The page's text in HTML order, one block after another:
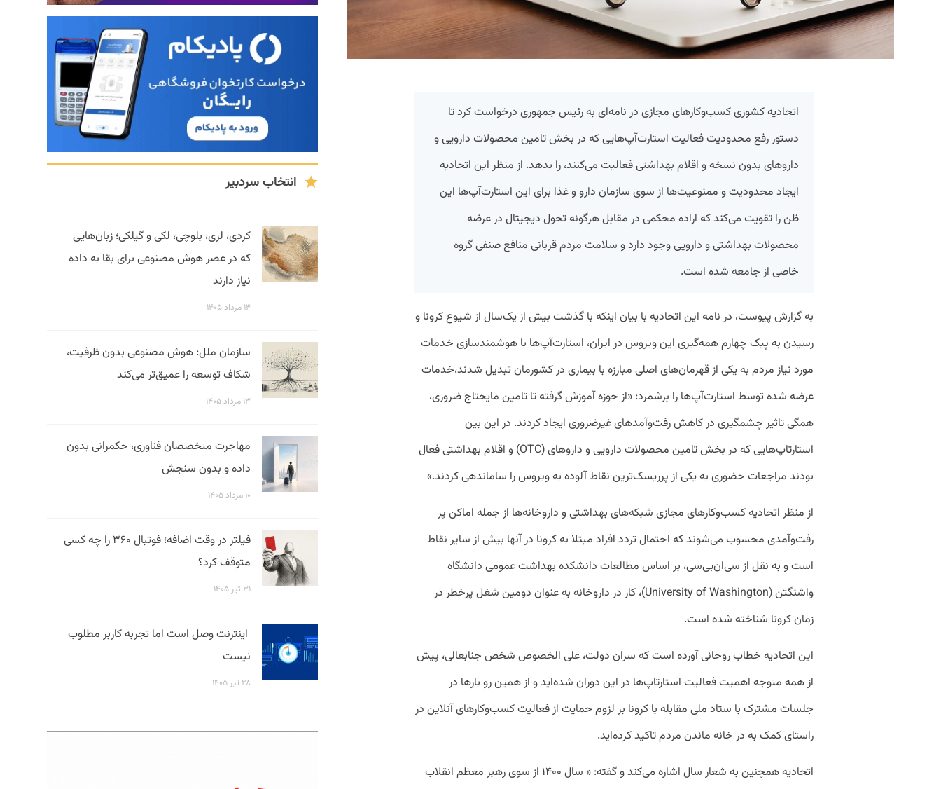
اتحادیه کشوری کسب‌وکارهای مجازی در نامه‌ای به رئیس جمهوری درخواست کرد تا
دستور رفع محدودیت‌ فعالیت استارت‌آپ‌هایی که در بخش تامین محصولات دارویی و
داروهای بدون نسخه و اقلام بهداشتی فعالیت می‌کنند، را بدهد. از منظر این اتحادیه
ایجاد محدودیت و ممنوعیت‌ها از سوی سازمان دارو و غذا برای این استارت‌آپ‌ها این
ظن را تقویت می‌کند که اراده‌ محکمی در مقابل هرگونه تحول دیجیتال در عرضه
محصولات بهداشتی و دارویی وجود دارد و سلامت مردم قربانی منافع صنفی گروه
خاصی از جامعه شده است.
به گزارش پیوست، در نامه این اتحادیه با بیان اینکه با گذشت بیش از یک‌سال از شیوع کرونا و
رسیدن به پیک چهارم همه‌گیری این ویروس در ایران، استارت‌آپ‌ها با هوشمندسازی خدمات
مورد نیاز مردم به یکی از قهرمان‌های اصلی مبارزه با بیماری در کشورمان تبدیل شدند،خدمات
عرضه شده توسط استارت‌آپ‌ها را برشمرد: «از حوزه‌ آموزش گرفته تا تامین مایحتاج ضروری،
همگی تاثیر چشمگیری در کاهش رفت‌وآمدهای غیرضروری ایجاد کردند. در این بین
استارتاپ‌هایی که در بخش تامین محصولات دارویی و داروهای (OTC) و اقلام بهداشتی فعال
بودند مراجعات حضوری به یکی از پرریسک‌ترین نقاط آلوده به ویروس را ساماندهی کردند.»
از منظر اتحادیه کسب‌وکارهای مجازی شبکه‌های بهداشتی و داروخانه‌ها از جمله اماکن پر
رفت‌وآمدی محسوب می‌شوند که احتمال تردد افراد مبتلا به کرونا در آنها بیش از سایر نقاط
است و به نقل از سی‌ان‌بی‌سی، بر اساس مطالعات دانشکده بهداشت عمومی دانشگاه
واشنگتن (University of Washington)، کار در داروخانه به عنوان دومین شغل پرخطر در
زمان کرونا شناخته شده ‌است.
این اتحادیه خطاب روحانی آورده است که سران دولت، علی الخصوص شخص جنابعالی، پیش
از همه متوجه اهمیت فعالیت استارتاپ‌ها در این دوران شده‌اید و از همین رو بارها در
جلسات مشترک با ستاد ملی مقابله با کرونا بر لزوم حمایت از فعالیت کسب‌وکارهای آنلاین در
راستای کمک به در خانه ماندن مردم تاکید کرده‌اید.
اتحادیه همچنین به شعار سال اشاره می‌کند و گفته: « سال ۱۴۰۰ از سوی رهبر معظم انقلاب
انتخاب سردبیر
کردی، لری، بلوچی، لکی و گیلکی؛ زبان‌هایی
که در عصر هوش مصنوعی برای بقا به داده
نیاز دارند
۱۴ مرداد ۱۴۰۵
سازمان ملل: هوش مصنوعی بدون ظرفیت،
شکاف توسعه را عمیق‌تر می‌کند
۱۳ مرداد ۱۴۰۵
مهاجرت متخصصان فناوری، حکمرانی بدون
داده و بدون سنجش
۱۰ مرداد ۱۴۰۵
فیلتر در وقت اضافه؛ فوتبال ۳۶۰ را چه کسی
متوقف کرد؟
۳۱ تیر ۱۴۰۵
اینترنت وصل است اما تجربه کاربر مطلوب
نیست
۲۸ تیر ۱۴۰۵